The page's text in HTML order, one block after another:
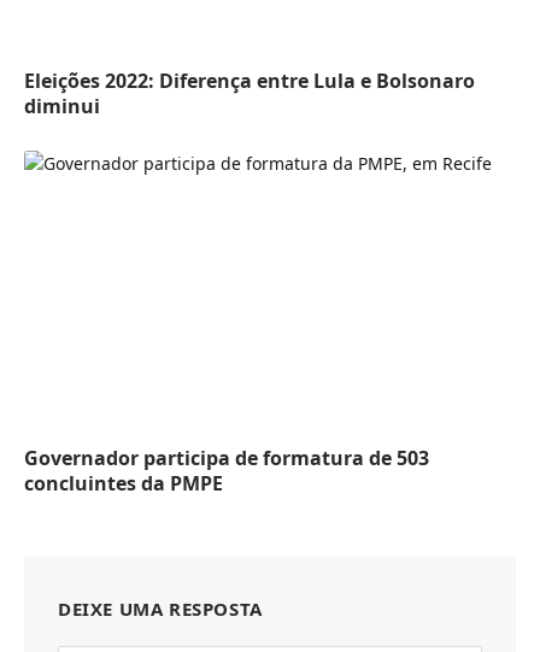
Eleições 2022: Diferença entre Lula e Bolsonaro
diminui
Governador participa de formatura de 503
concluintes da PMPE
DEIXE UMA RESPOSTA